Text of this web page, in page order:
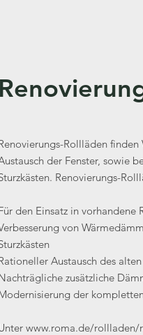
Rollläden
der Fenster, sowie
Renovierungs-
den Einsatz in vorhandene
von
Austausch des
zusätzliche
der
www.roma.de/